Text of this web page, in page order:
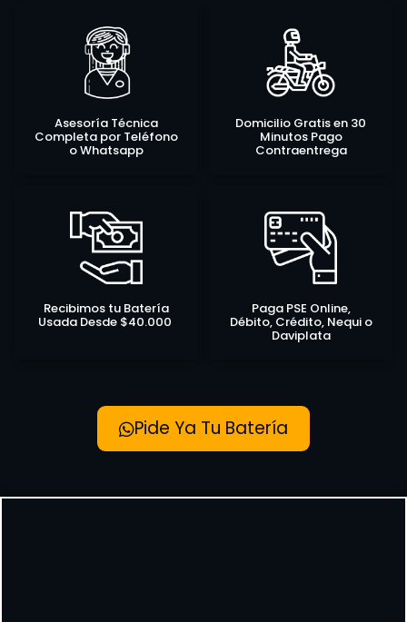
Asesoría Técnica
Completa por Teléfono
o Whatsapp
Domicilio Gratis en 30
Minutos Pago
Contraentrega
Recibimos tu Batería
Usada Desde $40.000
Paga PSE Online,
Débito, Crédito, Nequi o
Daviplata
Pide Ya Tu Batería